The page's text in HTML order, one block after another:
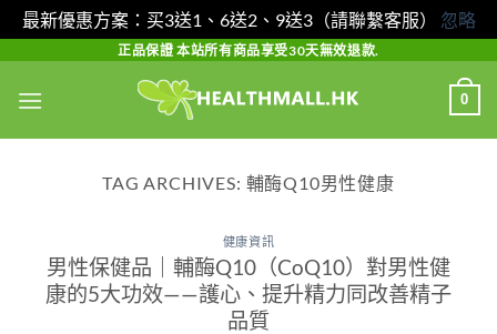
最新優惠方案：买3送1、6送2、9送3（請聯繫客服） 忽略
content
正品保證 本站所有商品享受30天無效退款.
0
TAG ARCHIVES: 輔酶Q10男性健康
健康資訊
男性保健品｜輔酶Q10（CoQ10）對男性健
康的5大功效——護心、提升精力同改善精子
品質